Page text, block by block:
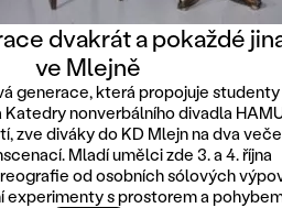
dvakrát a pokaždé
ve Mlejně
generace, která propojuje studenty
nonverbálního divadla
zve diváky do KD Mlejn na dva
Mladí umělci zde 3. a 4. října
od osobních sólových
experimenty s prostorem a